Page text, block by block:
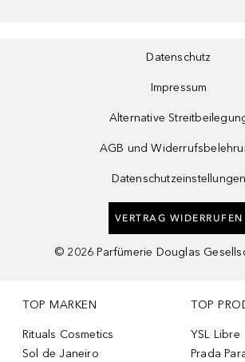
Datenschutz
Impressum
Alternative
AGB und
Datenschutzeinstellungen
VERTRAG WIDERRUFEN
© 2026 Parfümerie Douglas
TOP MARKEN
Rituals Cosmetics
Sol de Janeiro
TOP
YSL Libre
Prada